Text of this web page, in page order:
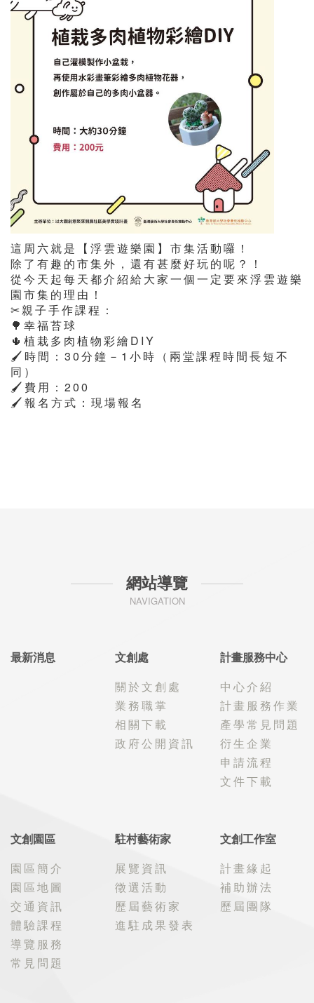
這周六就是【浮雲遊樂園】市集活動囉！
除了有趣的市集外，還有甚麼好玩的呢？！
從今天起每天都介紹給大家一個一定要來浮雲遊樂
園市集的理由！
✂親子手作課程：
🌳幸福苔球
🌵植栽多肉植物彩繪DIY
🖌時間：30分鐘－1小時（兩堂課程時間長短不
同）
🖌費用：200
🖌報名方式：現場報名
網站導覽
NAVIGATION
最新消息
文創處
關於文創處
業務職掌
相關下載
政府公開資訊
計畫服務中心
中心介紹
計畫服務作業
產學常見問題
衍生企業
申請流程
文件下載
文創園區
園區簡介
園區地圖
交通資訊
體驗課程
導覽服務
常見問題
駐村藝術家
展覽資訊
徵選活動
歷屆藝術家
進駐成果發表
文創工作室
計畫緣起
補助辦法
歷屆團隊